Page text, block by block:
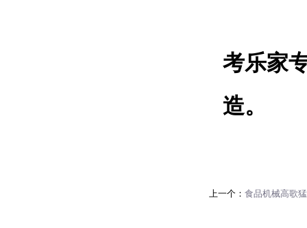
考乐家
造。
上一个： 食品机械高歌